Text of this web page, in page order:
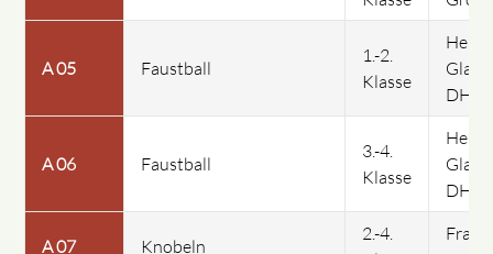
A 05 Faustball
1.-2.
Klasse
Herr
DHfK
A 06 Faustball
3.-4.
Klasse
Herr
DHfK
A 07 Knobeln
2.-4.
Frau